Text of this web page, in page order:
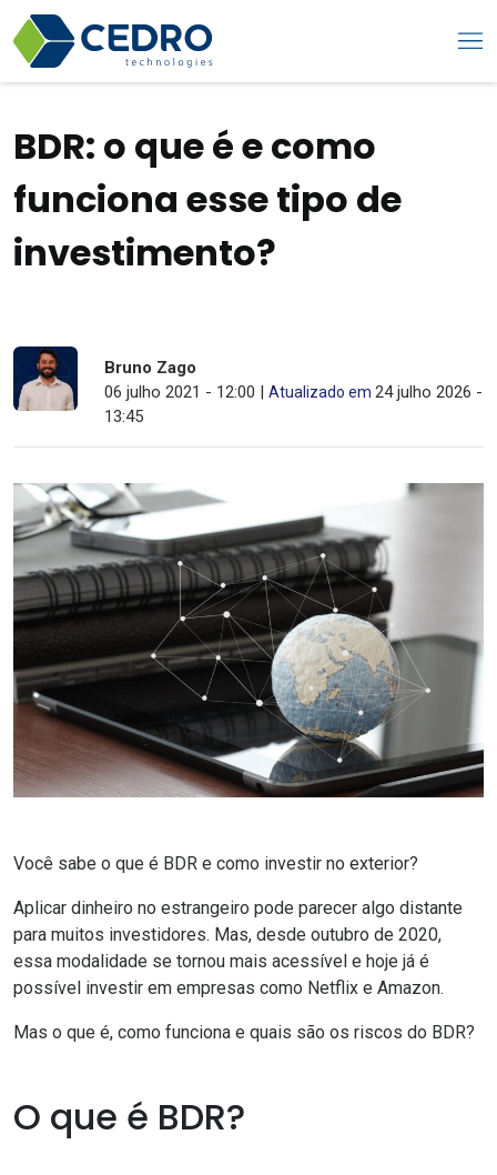
BDR: o que é e como
funciona esse tipo de
investimento?
Bruno Zago
06 julho 2021 - 12:00 | Atualizado em 24 julho 2026 -
13:45
Você sabe o que é BDR e como investir no exterior?
Aplicar dinheiro no estrangeiro pode parecer algo distante
para muitos investidores. Mas, desde outubro de 2020,
essa modalidade se tornou mais acessível e hoje já é
possível investir em empresas como Netflix e Amazon.
Mas o que é, como funciona e quais são os riscos do BDR?
O que é BDR?